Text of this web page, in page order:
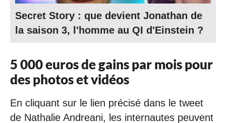
Secret Story : que devient Jonathan de
la saison 3, l'homme au QI d'Einstein ?
5 000 euros de gains par mois pour
des photos et vidéos
En cliquant sur le lien précisé dans le tweet
de Nathalie Andreani, les internautes peuvent